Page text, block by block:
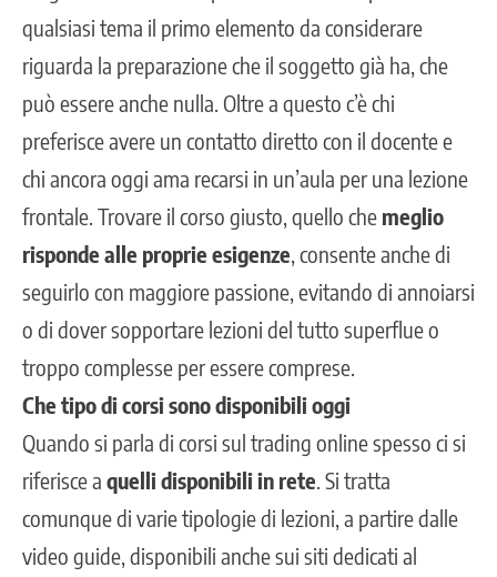
qualsiasi tema il primo elemento da considerare
riguarda la preparazione che il soggetto già ha, che
può essere anche nulla. Oltre a questo c’è chi
preferisce avere un contatto diretto con il docente e
chi ancora oggi ama recarsi in un’aula per una lezione
frontale. Trovare il corso giusto, quello che meglio
risponde alle proprie esigenze , consente anche di
seguirlo con maggiore passione, evitando di annoiarsi
o di dover sopportare lezioni del tutto superflue o
troppo complesse per essere comprese.
Che tipo di corsi sono disponibili oggi
Quando si parla di corsi sul trading online spesso ci si
riferisce a quelli disponibili in rete . Si tratta
comunque di varie tipologie di lezioni, a partire dalle
video guide, disponibili anche sui siti dedicati al